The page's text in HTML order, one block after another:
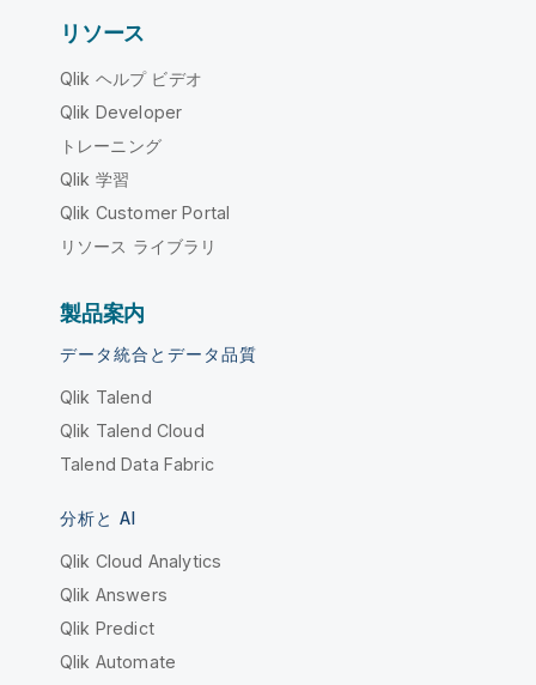
リソース
Qlik ヘルプ ビデオ
Qlik Developer
トレーニング
Qlik 学習
Qlik Customer Portal
リソース ライブラリ
製品案内
データ統合とデータ品質
Qlik Talend
Qlik Talend Cloud
Talend Data Fabric
分析と AI
Qlik Cloud Analytics
Qlik Answers
Qlik Predict
Qlik Automate